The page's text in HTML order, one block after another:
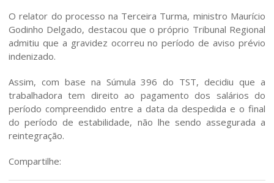
Contato
Vídeos
O relator do processo na Terceira Turma, ministro Maurício
Godinho Delgado, destacou que o próprio Tribunal Regional
admitiu que a gravidez ocorreu no período de aviso prévio
indenizado.
Assim, com base na Súmula 396 do TST, decidiu que a
trabalhadora tem direito ao pagamento dos salários do
período compreendido entre a data da despedida e o final
do período de estabilidade, não lhe sendo assegurada a
reintegração.
Compartilhe: